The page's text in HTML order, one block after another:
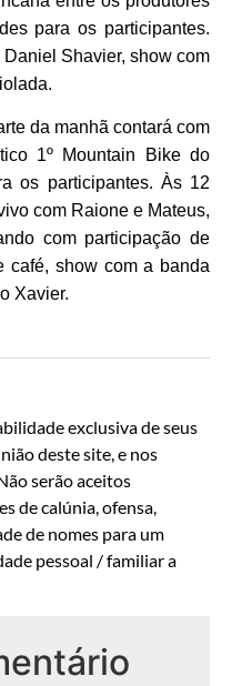
para os participantes.
Shavier, show com
da manhã contará com
1º Mountain Bike do
os participantes. Às 12
com Raione e Mateus,
com participação de
café, show com a banda
Xavier.
exclusiva de seus
deste site, e nos
serão aceitos
de calúnia, ofensa,
de nomes para um
pessoal / familiar a